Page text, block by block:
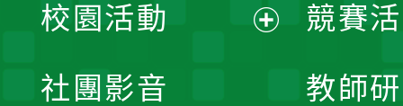
競賽
教師
開
校園活動
社團影音